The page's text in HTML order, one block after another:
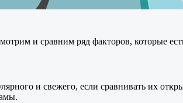
и сравним ряд факторов, которые
и свежего, если сравнивать их